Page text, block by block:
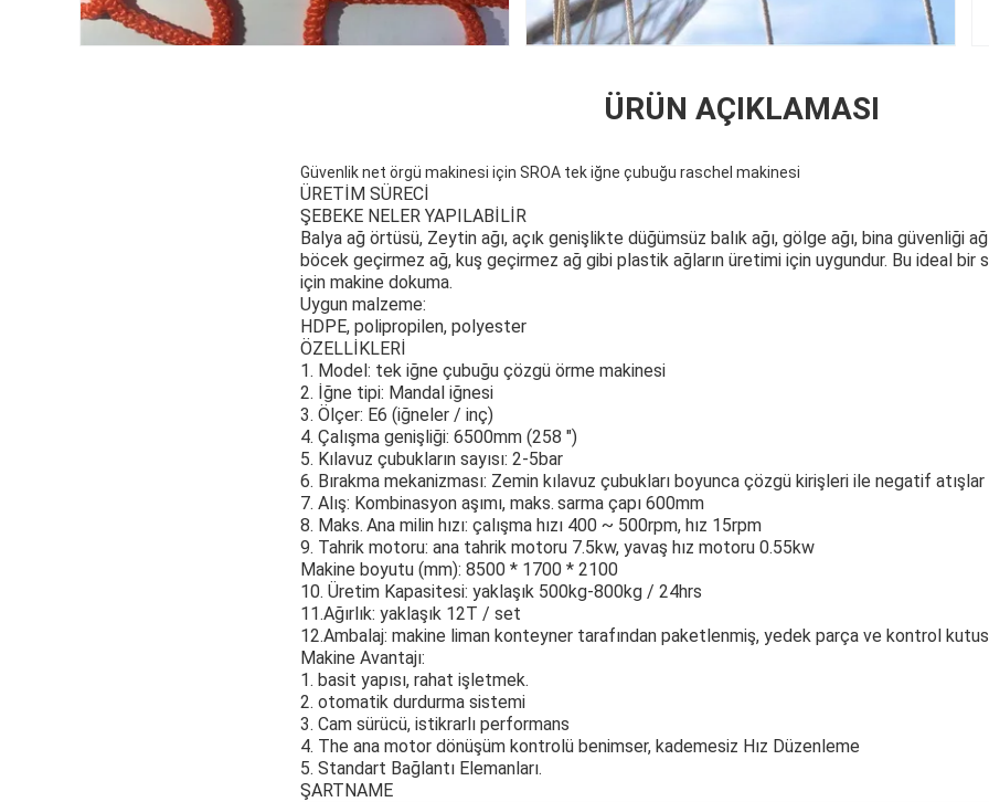
ÜRÜN AÇIKLAMASI
Güvenlik net örgü makinesi için SROA tek iğne çubuğu raschel makinesi
ÜRETİM SÜRECİ
ŞEBEKE NELER YAPILABİLİR
Balya ağ örtüsü, Zeytin ağı, açık genişlikte düğümsüz balık ağı, gölge ağı, bina güvenliği
böcek geçirmez ağ, kuş geçirmez ağ gibi plastik ağların üretimi için uygundur. Bu ideal bir
için makine dokuma.
Uygun malzeme:
HDPE, polipropilen, polyester
ÖZELLİKLERİ
1. Model: tek iğne çubuğu çözgü örme makinesi
2. İğne tipi: Mandal iğnesi
3. Ölçer: E6 (iğneler / inç)
4. Çalışma genişliği: 6500mm (258 ")
5. Kılavuz çubukların sayısı: 2-5bar
6. Bırakma mekanizması: Zemin kılavuz çubukları boyunca çözgü kirişleri ile negatif atışlar
7. Alış: Kombinasyon aşımı, maks. sarma çapı 600mm
8. Maks. Ana milin hızı: çalışma hızı 400 ~ 500rpm, hız 15rpm
9. Tahrik motoru: ana tahrik motoru 7.5kw, yavaş hız motoru 0.55kw
Makine boyutu (mm): 8500 * 1700 * 2100
10. Üretim Kapasitesi: yaklaşık 500kg-800kg / 24hrs
11.Ağırlık: yaklaşık 12T / set
12.Ambalaj: makine liman konteyner tarafından paketlenmiş, yedek parça ve kontrol
Makine Avantajı:
1. basit yapısı, rahat işletmek.
2. otomatik durdurma sistemi
3. Cam sürücü, istikrarlı performans
4. The ana motor dönüşüm kontrolü benimser, kademesiz Hız Düzenleme
5. Standart Bağlantı Elemanları.
ŞARTNAME